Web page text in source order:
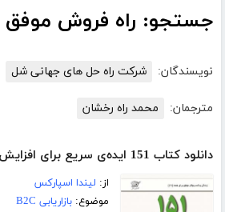
جستجو: راه فروش موفق
نویسندگان: شرکت راه حل های جهانی شل
مترجمان: محمد راه رخشان
دانلود کتاب 151 ایده‌ی سریع برای افزایش فروش
از: لیندا اسپارکس
موضوع:بازاریابی B2C